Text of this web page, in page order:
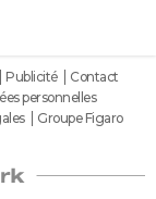
Publicité
Contact
personnelles
Groupe Figaro